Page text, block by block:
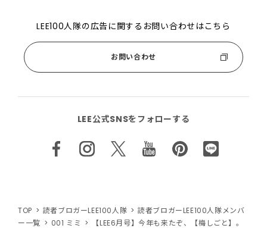
LEE100人隊の広告に関するお問い合わせはこちら
お問い合わせ
LEE公式SNSをフォローする
TOP 読者ブロガーLEE100人隊
読者ブロガーLEE100人隊メンバ
ー一覧
001 ミミ 【LEE6月号】今年も来たぞ、【梅しごと】。